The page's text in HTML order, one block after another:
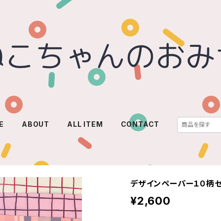
ABOUT ALL ITEM CONTACT
デザインペーパー１０柄
¥2,600